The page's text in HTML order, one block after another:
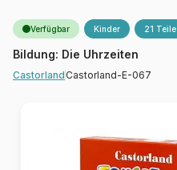
Verfügbar Kinder 21 Teile
Bildung: Die Uhrzeiten
Castorland Castorland-E-067